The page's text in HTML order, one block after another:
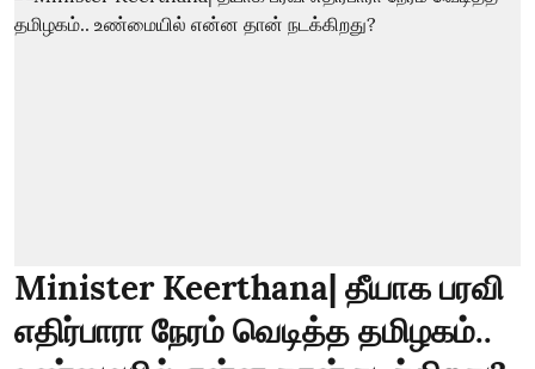
Minister Keerthana| தீயாக பரவி
எதிர்பாரா நேரம் வெடித்த தமிழகம்..